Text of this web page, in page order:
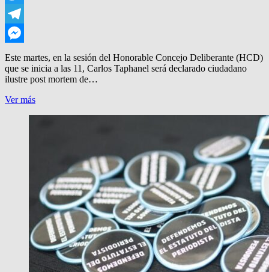
Twitter
Telegram
Messenger
Este martes, en la sesión del Honorable Concejo Deliberante (HCD)
que se inicia a las 11, Carlos Taphanel será declarado ciudadano
ilustre post mortem de…
Ver másEL